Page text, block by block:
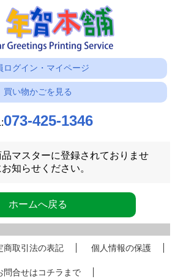
ログイン・マイページ
買い物かごを見る
073-425-1346
マスターに登録されておりませ
知らせください。
ホームへ戻る
商取引法の表記 個人情報の保護
問合せはコチラまで